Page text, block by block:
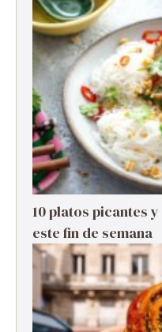
10 platos picantes
este fin de semana